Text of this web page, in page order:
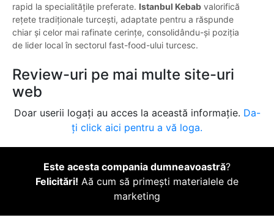
rapid la specialitățile preferate. Istanbul Kebab valorifică
rețete tradiționale turcești, adaptate pentru a răspunde
chiar și celor mai rafinate cerințe, consolidându-și poziția
de lider local în sectorul fast-food-ului turcesc.
Review-uri pe mai multe site-uri
web
Doar userii logați au acces la această informație. Da-
ți click aici pentru a vă loga.
Este acesta compania dumneavoastră?
Felicitări! Aă cum să primești materialele de
marketing